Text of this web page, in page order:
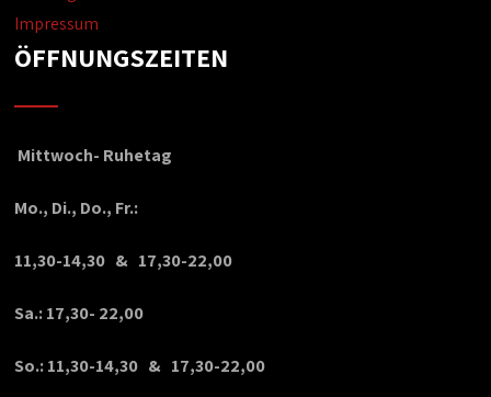
Impressum
ÖFFNUNGSZEITEN
Mittwoch- Ruhetag
Mo., Di., Do., Fr.:
11,30-14,30 & 17,30-22,00
Sa.: 17,30- 22,00
So.: 11,30-14,30 & 17,30-22,00